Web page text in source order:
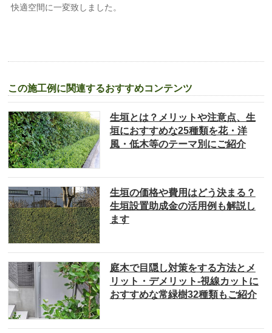
快適空間に一変致しました。
この施工例に関連するおすすめコンテンツ
生垣とは？メリットや注意点、生
垣におすすめな25種類を花・洋
風・低木等のテーマ別にご紹介
生垣の価格や費用はどう決まる？
生垣設置助成金の活用例も解説し
ます
庭木で目隠し対策をする方法とメ
リット・デメリット-視線カットに
おすすめな常緑樹32種類もご紹介